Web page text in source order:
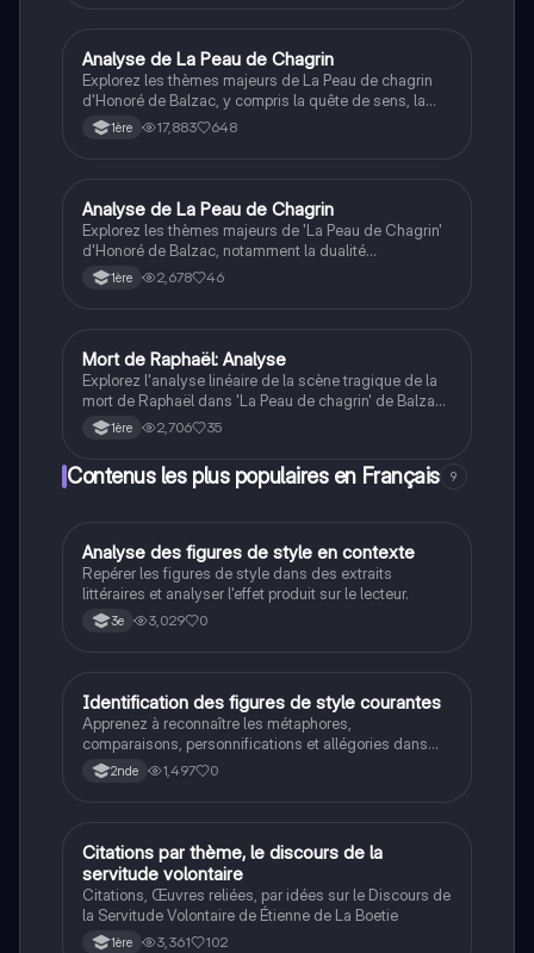
Français
Analyse de La Peau de Chagrin
Explorez les thèmes majeurs de La Peau de chagrin
d'Honoré de Balzac, y compris la quête de sens, la
critique sociale, et les conflits internes des
personnages. Cette fiche de révision approfondie
idéale pour préparer le bac de français.
1ère 17,883 648
Français
Analyse de La Peau de Chagrin
Explorez les thèmes majeurs de 'La Peau de Chagrin'
d'Honoré de Balzac, notamment la dualité
création/destruction, la critique sociale et la
métaphore de la vie. Cette dissertation approfondit les
philosophique sur la société du XIXe siècle. Idéal pour
les étudiants préparant le bac de français.
1ère 2,678 46
Français
Mort de Raphaël: Analyse
Explorez l'analyse linéaire de la scène tragique de la
mort de Raphaël dans 'La Peau de chagrin' de Balzac.
Ce document met en lumière les thèmes du désir, de
la passion et de la fatalité, tout en examinant le
Idéal pour les étudiants préparant le bac de français.
1ère 2,706 35
Contenus les plus populaires en Français 9
AFrançais
Analyse des figures de style en contexte
Repérer les figures de style dans des extraits
littéraires et analyser l'effet produit sur le lecteur.
3e 3,029 0
IFrançais
Identification des figures de style courantes
Apprenez à reconnaître les métaphores,
comparaisons, personnifications et allégories dans
des phrases simples.
2nde 1,497 0
Français
Citations par thème, le discours de la
servitude volontaire
Citations, Œuvres reliées, par idées sur le Discours de
la Servitude Volontaire de Étienne de La Boetie
1ère 3,361 102